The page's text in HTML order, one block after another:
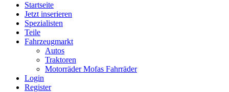
Startseite
Jetzt inserieren
Spezialisten
Teile
Fahrzeugmarkt
Autos
Traktoren
Motorräder Mofas Fahrräder
Login
Register